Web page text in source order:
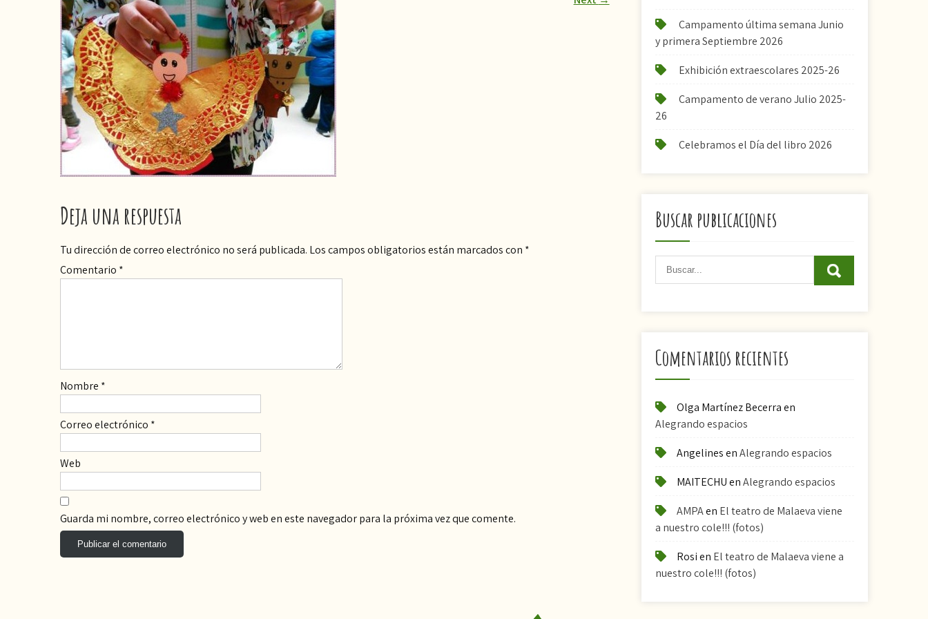
Deja una respuesta
Tu dirección de correo electrónico no será publicada. Los campos obligatorios están marcados con *
Comentario *
Nombre *
Correo electrónico *
Web
Guarda mi nombre, correo electrónico y web en este navegador para la próxima vez que comente.
Campamento última semana Junio
y primera Septiembre 2026
Exhibición extraescolares 2025-26
Campamento de verano Julio 2025-
26
Celebramos el Día del libro 2026
Buscar publicaciones
Comentarios recientes
Olga Martínez Becerraen
Alegrando espacios
AngelinesenAlegrando espacios
MAITECHUenAlegrando espacios
AMPAen El teatro de Malaeva viene
a nuestro cole!!! (fotos)
Rosien El teatro de Malaeva viene a
nuestro cole!!! (fotos)